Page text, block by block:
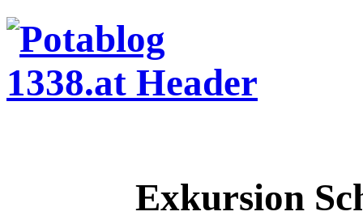
Exkursion